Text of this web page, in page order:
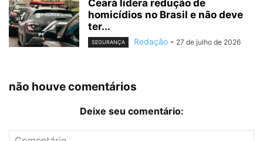
Ceará lidera redução de
homicídios no Brasil e não deve
ter...
SEGURANÇA Redação - 27 de julho de 2026
não houve comentários
Deixe seu comentário: